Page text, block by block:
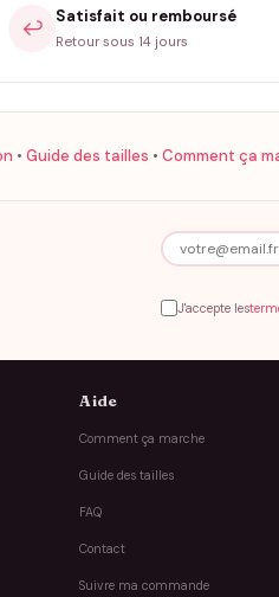
↩️ Satisfait ou remboursé
Retour sous 14 jours
• Guide des tailles • Comment ça
J'accepte les
Aide
Comment ça marche
Guide des tailles
FAQ
Contact
Suivre ma commande